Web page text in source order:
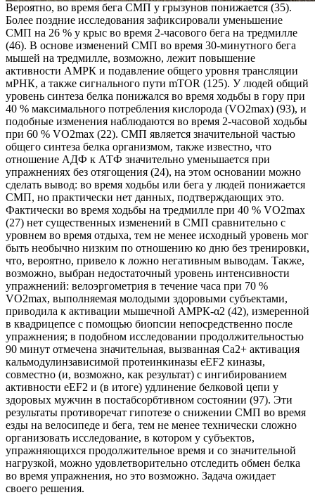
Вероятно, во время бега СМП у грызунов понижается (35).
Более поздние исследования зафиксировали уменьшение
СМП на 26 % у крыс во время 2-часового бега на тредмилле
(46). В основе изменений СМП во время 30-минутного бега
мышей на тредмилле, возможно, лежит повышение
активности АМРК и подавление общего уровня трансляции
мРНК, а также сигнального пути mTOR (125). У людей общий
уровень синтеза белка понижался во время ходьбы в гору при
40 % максимального потребления кислорода (VO2max) (93), и
подобные изменения наблюдаются во время 2-часовой ходьбы
при 60 % VO2max (22). СМП является значительной частью
общего синтеза белка организмом, также известно, что
отношение АДФ к АТФ значительно уменьшается при
упражнениях без отягощения (24), на этом основании можно
сделать вывод: во время ходьбы или бега у людей понижается
СМП, но практически нет данных, подтверждающих это.
Фактически во время ходьбы на тредмилле при 40 % VO2max
(27) нет существенных изменений в СМП сравнительно с
уровнем во время отдыха, тем не менее исходный уровень мог
быть необычно низким по отношению ко дню без тренировки,
что, вероятно, привело к ложно негативным выводам. Также,
возможно, выбран недостаточный уровень интенсивности
упражнений: велоэргометрия в течение часа при 70 %
VO2max, выполняемая молодыми здоровыми субъектами,
приводила к активации мышечной АМРК-α2 (42), измеренной
в квадрицепсе с помощью биопсии непосредственно после
упражнения; в подобном исследовании продолжительностью
90 минут отмечена значительная, вызванная Са2+ активация
кальмодулинзависимой протеинкиназы еЕF2 киназы,
совместно (и, возможно, как результат) с ингибированием
активности еЕF2 и (в итоге) удлинение белковой цепи у
здоровых мужчин в постабсорбтивном состоянии (97). Эти
результаты противоречат гипотезе о снижении СМП во время
езды на велосипеде и бега, тем не менее технически сложно
организовать исследование, в котором у субъектов,
упражняющихся продолжительное время и со значительной
нагрузкой, можно удовлетворительно отследить обмен белка
во время упражнения, но это возможно. Задача ожидает
своего решения.